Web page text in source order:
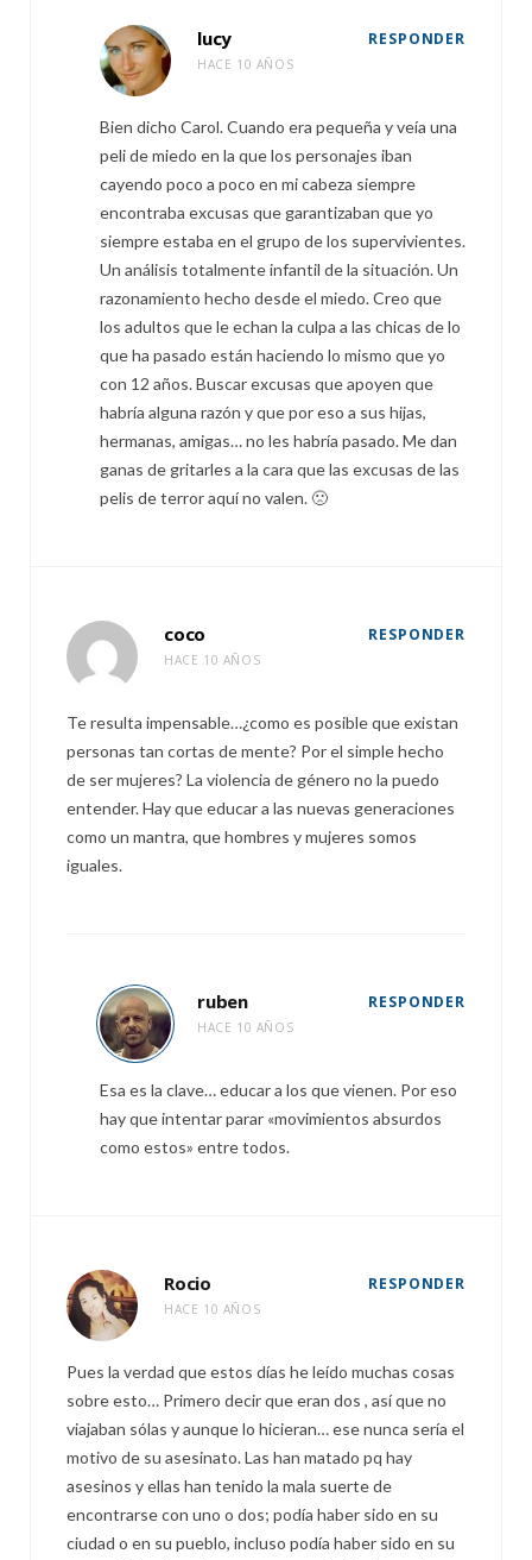
lucy
HACE 10 AÑOS
RESPONDER
Bien dicho Carol. Cuando era pequeña y veía una
peli de miedo en la que los personajes iban
cayendo poco a poco en mi cabeza siempre
encontraba excusas que garantizaban que yo
siempre estaba en el grupo de los supervivientes.
Un análisis totalmente infantil de la situación. Un
razonamiento hecho desde el miedo. Creo que
los adultos que le echan la culpa a las chicas de lo
que ha pasado están haciendo lo mismo que yo
con 12 años. Buscar excusas que apoyen que
habría alguna razón y que por eso a sus hijas,
hermanas, amigas… no les habría pasado. Me dan
ganas de gritarles a la cara que las excusas de las
pelis de terror aquí no valen. 🙁
coco
HACE 10 AÑOS
RESPONDER
Te resulta impensable…¿como es posible que existan
personas tan cortas de mente? Por el simple hecho
de ser mujeres? La violencia de género no la puedo
entender. Hay que educar a las nuevas generaciones
como un mantra, que hombres y mujeres somos
iguales.
ruben
HACE 10 AÑOS
RESPONDER
Esa es la clave… educar a los que vienen. Por eso
hay que intentar parar «movimientos absurdos
como estos» entre todos.
Rocio
HACE 10 AÑOS
RESPONDER
Pues la verdad que estos días he leído muchas cosas
sobre esto… Primero decir que eran dos , así que no
viajaban sólas y aunque lo hicieran… ese nunca sería el
motivo de su asesinato. Las han matado pq hay
asesinos y ellas han tenido la mala suerte de
encontrarse con uno o dos; podía haber sido en su
ciudad o en su pueblo, incluso podía haber sido en su